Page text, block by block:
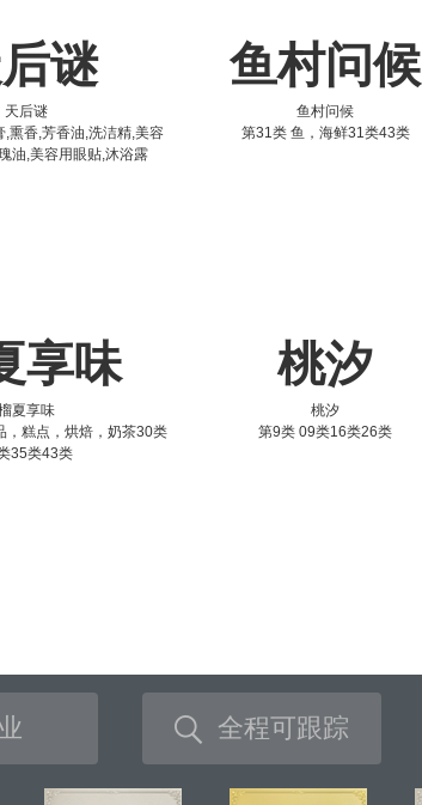
谜
天后谜
,熏香,芳香油,洗洁精,美容
油,美容用眼贴,沐浴露
鱼村问候
鱼村问候
第31类 鱼，海鲜31类43类
享味
夏享味
，糕点，烘焙，奶茶30类
35类43类
桃汐
桃汐
第9类 09类16类26类
全程可跟踪